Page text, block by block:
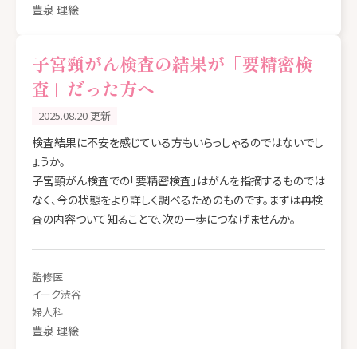
豊泉 理絵
子宮頸がん検査の結果が「要精密検
査」だった方へ
2025.08.20 更新
検査結果に不安を感じている方もいらっしゃるのではないでし
ょうか。
子宮頸がん検査での「要精密検査」はがんを指摘するものでは
なく、今の状態をより詳しく調べるためのものです。まずは再検
査の内容ついて知ることで、次の一歩につなげませんか。
監修医
イーク渋谷
婦人科
豊泉 理絵